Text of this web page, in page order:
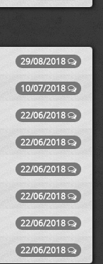
29/08/2018
10/07/2018
22/06/2018
22/06/2018
22/06/2018
22/06/2018
22/06/2018
22/06/2018